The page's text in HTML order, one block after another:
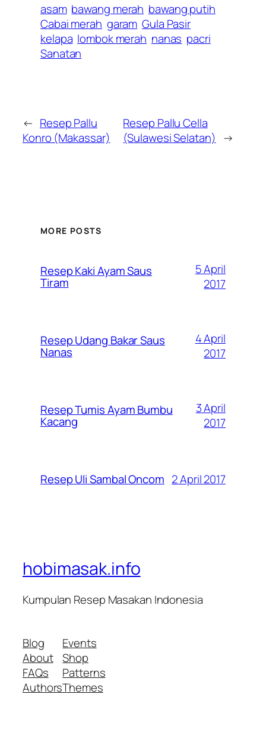
asam bawang merah bawang putih
Cabai merah garam Gula Pasir
kelapa lombok merah nanas pacri
Sanatan
← Resep Pallu
Konro (Makassar)
Resep Pallu Cella
(Sulawesi Selatan) →
MORE POSTS
Resep Kaki Ayam Saus
Tiram
5 April
2017
Resep Udang Bakar Saus
Nanas
4 April
2017
Resep Tumis Ayam Bumbu
Kacang
3 April
2017
Resep Uli Sambal Oncom 2 April 2017
hobimasak.info
Kumpulan Resep Masakan Indonesia
Blog
About
FAQs
Authors
Events
Shop
Patterns
Themes